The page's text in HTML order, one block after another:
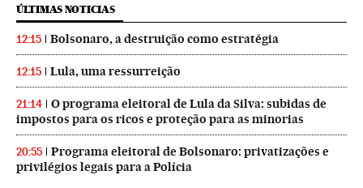
ÚLTIMAS NOTICIAS
12:15 Bolsonaro, a destruição como estratégia
12:15 Lula, uma ressurreição
21:14
O programa eleitoral de Lula da Silva: subidas de
impostos para os ricos e proteção para as minorias
20:55
Programa eleitoral de Bolsonaro: privatizações e
privilégios legais para a Polícia